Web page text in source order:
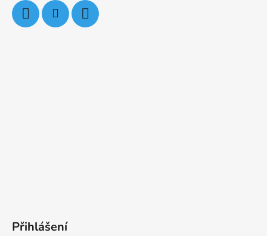
Přihlášení